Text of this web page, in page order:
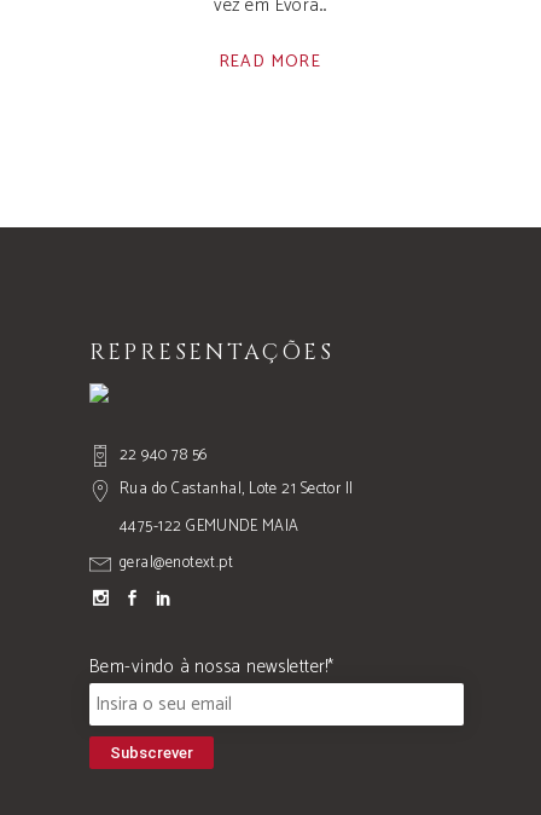
READ MORE
REPRESENTAÇÕES
22 940 78 56
Rua do Castanhal, Lote 21 Sector II
4475-122 GEMUNDE MAIA
geral@enotext.pt
Bem-vindo à nossa newsletter!*